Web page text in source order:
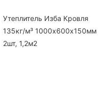
Утеплитель Изба Кровля
135кг/м³ 1000х600х150мм
2шт, 1,2м2